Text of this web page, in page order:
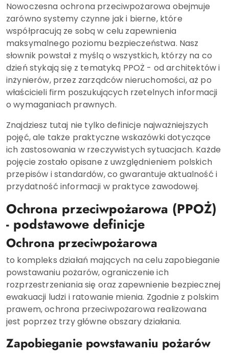
Nowoczesna ochrona przeciwpożarowa obejmuje
zarówno systemy czynne jak i bierne, które
współpracują ze sobą w celu zapewnienia
maksymalnego poziomu bezpieczeństwa. Nasz
słownik powstał z myślą o wszystkich, którzy na co
dzień stykają się z tematyką PPOŻ - od architektów i
inżynierów, przez zarządców nieruchomości, aż po
właścicieli firm poszukujących rzetelnych informacji
o wymaganiach prawnych.
Znajdziesz tutaj nie tylko definicje najważniejszych
pojęć, ale także praktyczne wskazówki dotyczące
ich zastosowania w rzeczywistych sytuacjach. Każde
pojęcie zostało opisane z uwzględnieniem polskich
przepisów i standardów, co gwarantuje aktualność i
przydatność informacji w praktyce zawodowej.
Ochrona przeciwpożarowa (PPOŻ)
- podstawowe definicje
Ochrona przeciwpożarowa
to kompleks działań mających na celu zapobieganie
powstawaniu pożarów, ograniczenie ich
rozprzestrzeniania się oraz zapewnienie bezpiecznej
ewakuacji ludzi i ratowanie mienia. Zgodnie z polskim
prawem, ochrona przeciwpożarowa realizowana
jest poprzez trzy główne obszary działania.
Zapobieganie powstawaniu pożarów